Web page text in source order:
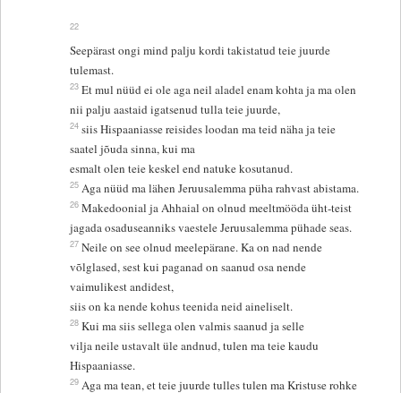
22
Seepärast ongi mind palju kordi takistatud teie juurde
tulemast.
23 Et mul nüüd ei ole aga neil aladel enam kohta ja ma olen
nii palju aastaid igatsenud tulla teie juurde,
24 siis Hispaaniasse reisides loodan ma teid näha ja teie
saatel jõuda sinna, kui ma
esmalt olen teie keskel end natuke kosutanud.
25 Aga nüüd ma lähen Jeruusalemma püha rahvast abistama.
26 Makedoonial ja Ahhaial on olnud meeltmööda üht-teist
jagada osaduseanniks vaestele Jeruusalemma pühade seas.
27 Neile on see olnud meelepärane. Ka on nad nende
võlglased, sest kui paganad on saanud osa nende
vaimulikest andidest,
siis on ka nende kohus teenida neid aineliselt.
28 Kui ma siis sellega olen valmis saanud ja selle
vilja neile ustavalt üle andnud, tulen ma teie kaudu
Hispaaniasse.
29 Aga ma tean, et teie juurde tulles tulen ma Kristuse rohke